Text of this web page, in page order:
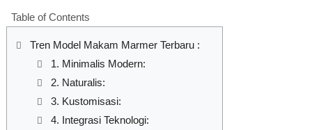
Table of Contents
Tren Model Makam Marmer Terbaru :
1. Minimalis Modern:
2. Naturalis:
3. Kustomisasi:
4. Integrasi Teknologi: